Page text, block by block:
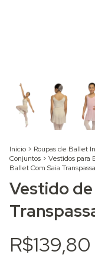
Início > Roupas de Ballet
Conjuntos > Vestidos para
Ballet Com Saia
Vestido
R$139,80